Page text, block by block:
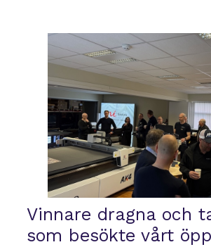
Vinnare dragna och
som besökte vårt